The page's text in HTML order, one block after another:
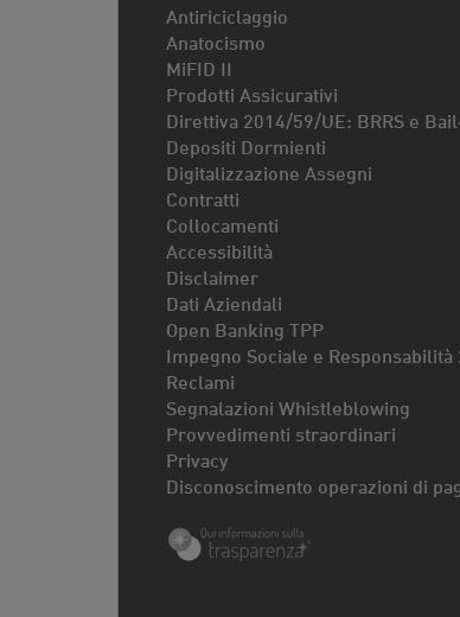
Antiriciclaggio
Anatocismo
MiFID II
Prodotti Assicurativi
Direttiva 2014/59/UE: BRRS e
Depositi Dormienti
Digitalizzazione Assegni
Contratti
Collocamenti
Accessibilità
Disclaimer
Dati Aziendali
Open Banking TPP
Impegno Sociale e Responsabilità
Reclami
Segnalazioni Whistleblowing
Provvedimenti straordinari
Privacy
Disconoscimento operazioni di